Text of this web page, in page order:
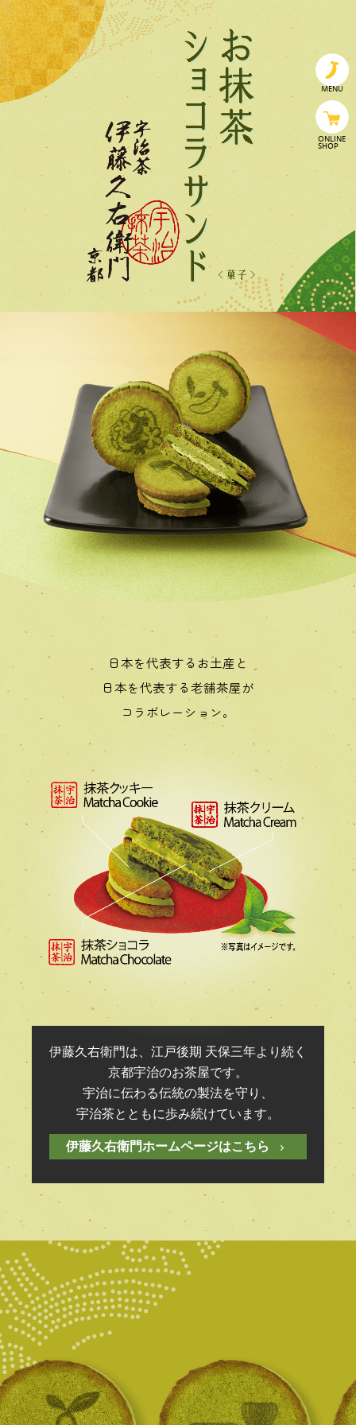
MENU
ONLINE
SHOP
日本を代表するお土産と
日本を代表する老舗茶屋が
コラボレーション。
伊藤久右衛門は、江戸後期 天保三年より続く
京都宇治のお茶屋です。
宇治に伝わる伝統の製法を守り、
宇治茶とともに歩み続けています。
伊藤久右衛門ホームページはこちら